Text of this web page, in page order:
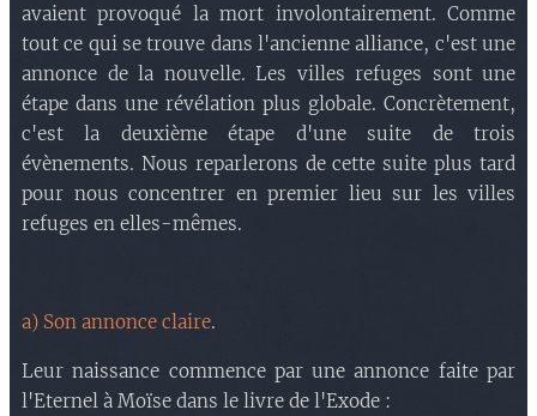
avaient provoqué la mort involontairement. Comme
tout ce qui se trouve dans l'ancienne alliance, c'est une
annonce de la nouvelle. Les villes refuges sont une
étape dans une révélation plus globale. Concrètement,
c'est la deuxième étape d'une suite de trois
évènements. Nous reparlerons de cette suite plus tard
pour nous concentrer en premier lieu sur les villes
refuges en elles-mêmes.
a) Son annonce claire.
Leur naissance commence par une annonce faite par
l'Eternel à Moïse dans le livre de l'Exode :